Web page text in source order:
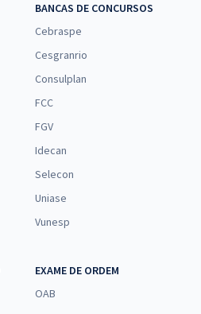
BANCAS DE CONCURSOS
Cebraspe
Cesgranrio
Consulplan
FCC
FGV
Idecan
Selecon
Uniase
Vunesp
EXAME DE ORDEM
OAB